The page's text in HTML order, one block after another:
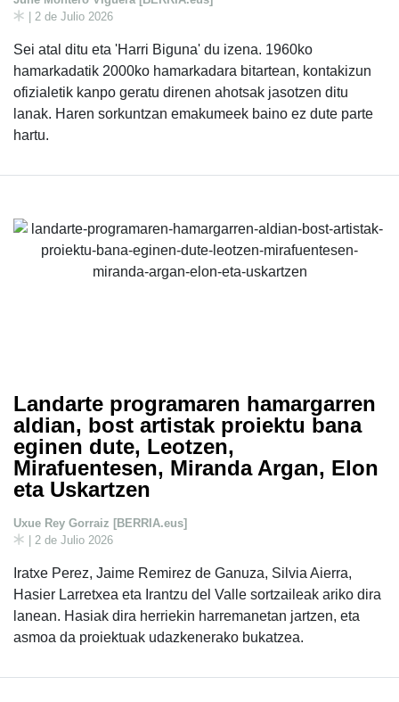
| 2 de Julio 2026
Sei atal ditu eta 'Harri Biguna' du izena. 1960ko
hamarkadatik 2000ko hamarkadara bitartean, kontakizun
ofizialetik kanpo geratu direnen ahotsak jasotzen ditu
lanak. Haren sorkuntzan emakumeek baino ez dute parte
hartu.
Landarte programaren hamargarren
aldian, bost artistak proiektu bana
eginen dute, Leotzen,
Mirafuentesen, Miranda Argan, Elon
eta Uskartzen
Uxue Rey Gorraiz [BERRIA.eus]
| 2 de Julio 2026
Iratxe Perez, Jaime Remirez de Ganuza, Silvia Aierra,
Hasier Larretxea eta Irantzu del Valle sortzaileak ariko dira
lanean. Hasiak dira herriekin harremanetan jartzen, eta
asmoa da proiektuak udazkenerako bukatzea.